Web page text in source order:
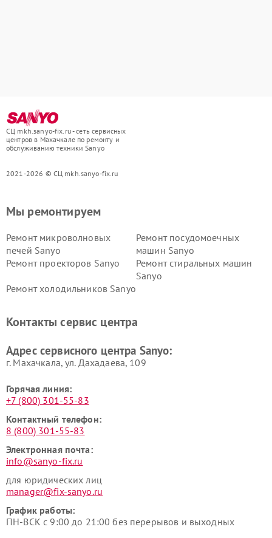
СЦ mkh.sanyo-fix.ru - сеть сервисных
центров в Махачкале по ремонту и
обслуживанию техники Sanyo
2021-2026 © СЦ mkh.sanyo-fix.ru
Мы ремонтируем
Ремонт микроволновых
печей Sanyo
Ремонт посудомоечных
машин Sanyo
Ремонт проекторов Sanyo
Ремонт стиральных машин
Sanyo
Ремонт холодильников Sanyo
Контакты сервис центра
Адрес сервисного центра Sanyo:
г. Махачкала, ул. Дахадаева, 109
Горячая линия:
+7 (800) 301-55-83
Контактный телефон:
8 (800) 301-55-83
Электронная почта:
info@sanyo-fix.ru
для юридических лиц
manager@fix-sanyo.ru
График работы:
ПН-ВСК с 9:00 до 21:00 без перерывов и выходных